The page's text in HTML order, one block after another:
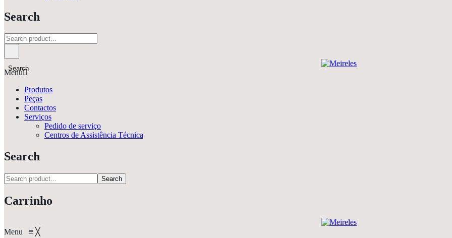
Search
Search
Menu
Produtos
Peças
Contactos
Serviços
Pedido de serviço
Centros de Assistência Técnica
Search
Search
Carrinho
Menu ≡ ╳